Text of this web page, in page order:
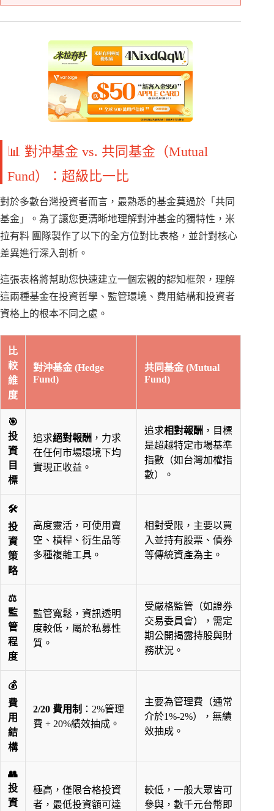
📊 對沖基金 vs. 共同基金（Mutual
Fund）：超級比一比
對於多數台灣投資者而言，最熟悉的基金莫過於「共同
基金」。為了讓您更清晰地理解對沖基金的獨特性，米
拉有料 團隊製作了以下的全方位對比表格，並針對核心
差異進行深入剖析。
這張表格將幫助您快速建立一個宏觀的認知框架，理解
這兩種基金在投資哲學、監管環境、費用結構和投資者
資格上的根本不同之處。
比
較
維
度
對沖基金 (Hedge
Fund)
共同基金 (Mutual
Fund)
🎯
投
資
目
標
追求絕對報酬 ，力求
在任何市場環境下均
實現正收益。
追求相對報酬 ，目標
是超越特定市場基準
指數（如台灣加權指
數）。
🛠️
投
資
策
略
高度靈活，可使用賣
空、槓桿、衍生品等
多種複雜工具。
相對受限，主要以買
入並持有股票、債券
等傳統資產為主。
⚖️
監
管
程
度
監管寬鬆，資訊透明
度較低，屬於私募性
質。
受嚴格監管（如證券
交易委員會），需定
期公開揭露持股與財
務狀況。
💰
費
用
結
構
2/20 費用制 ：2%管理
費 + 20%績效抽成。
主要為管理費（通常
介於1%-2%），無績
效抽成。
👥
投
資
極高，僅限合格投資
者 ，最低投資額可達
較低，一般大眾皆可
參與，數千元台幣即